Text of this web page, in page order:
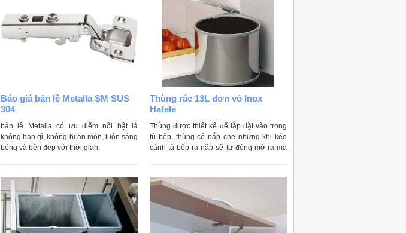
Báo giá bản lề Metalla SM SUS
304
bản lề Metalla có ưu điểm nổi bật là
không han gỉ, không bị ăn mòn, luôn sáng
bóng và bền đẹp với thời gian.
Thùng rác 13L đơn vỏ Inox
Hafele
Thùng được thiết kế để lắp đặt vào trong
tủ bếp, thùng có nắp che nhưng khi kéo
cánh tủ bếp ra nắp sẽ tự động mở ra mà